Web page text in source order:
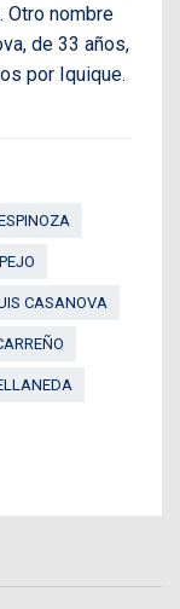
Otro nombre
de 33 años,
por Iquique.
CASANOVA